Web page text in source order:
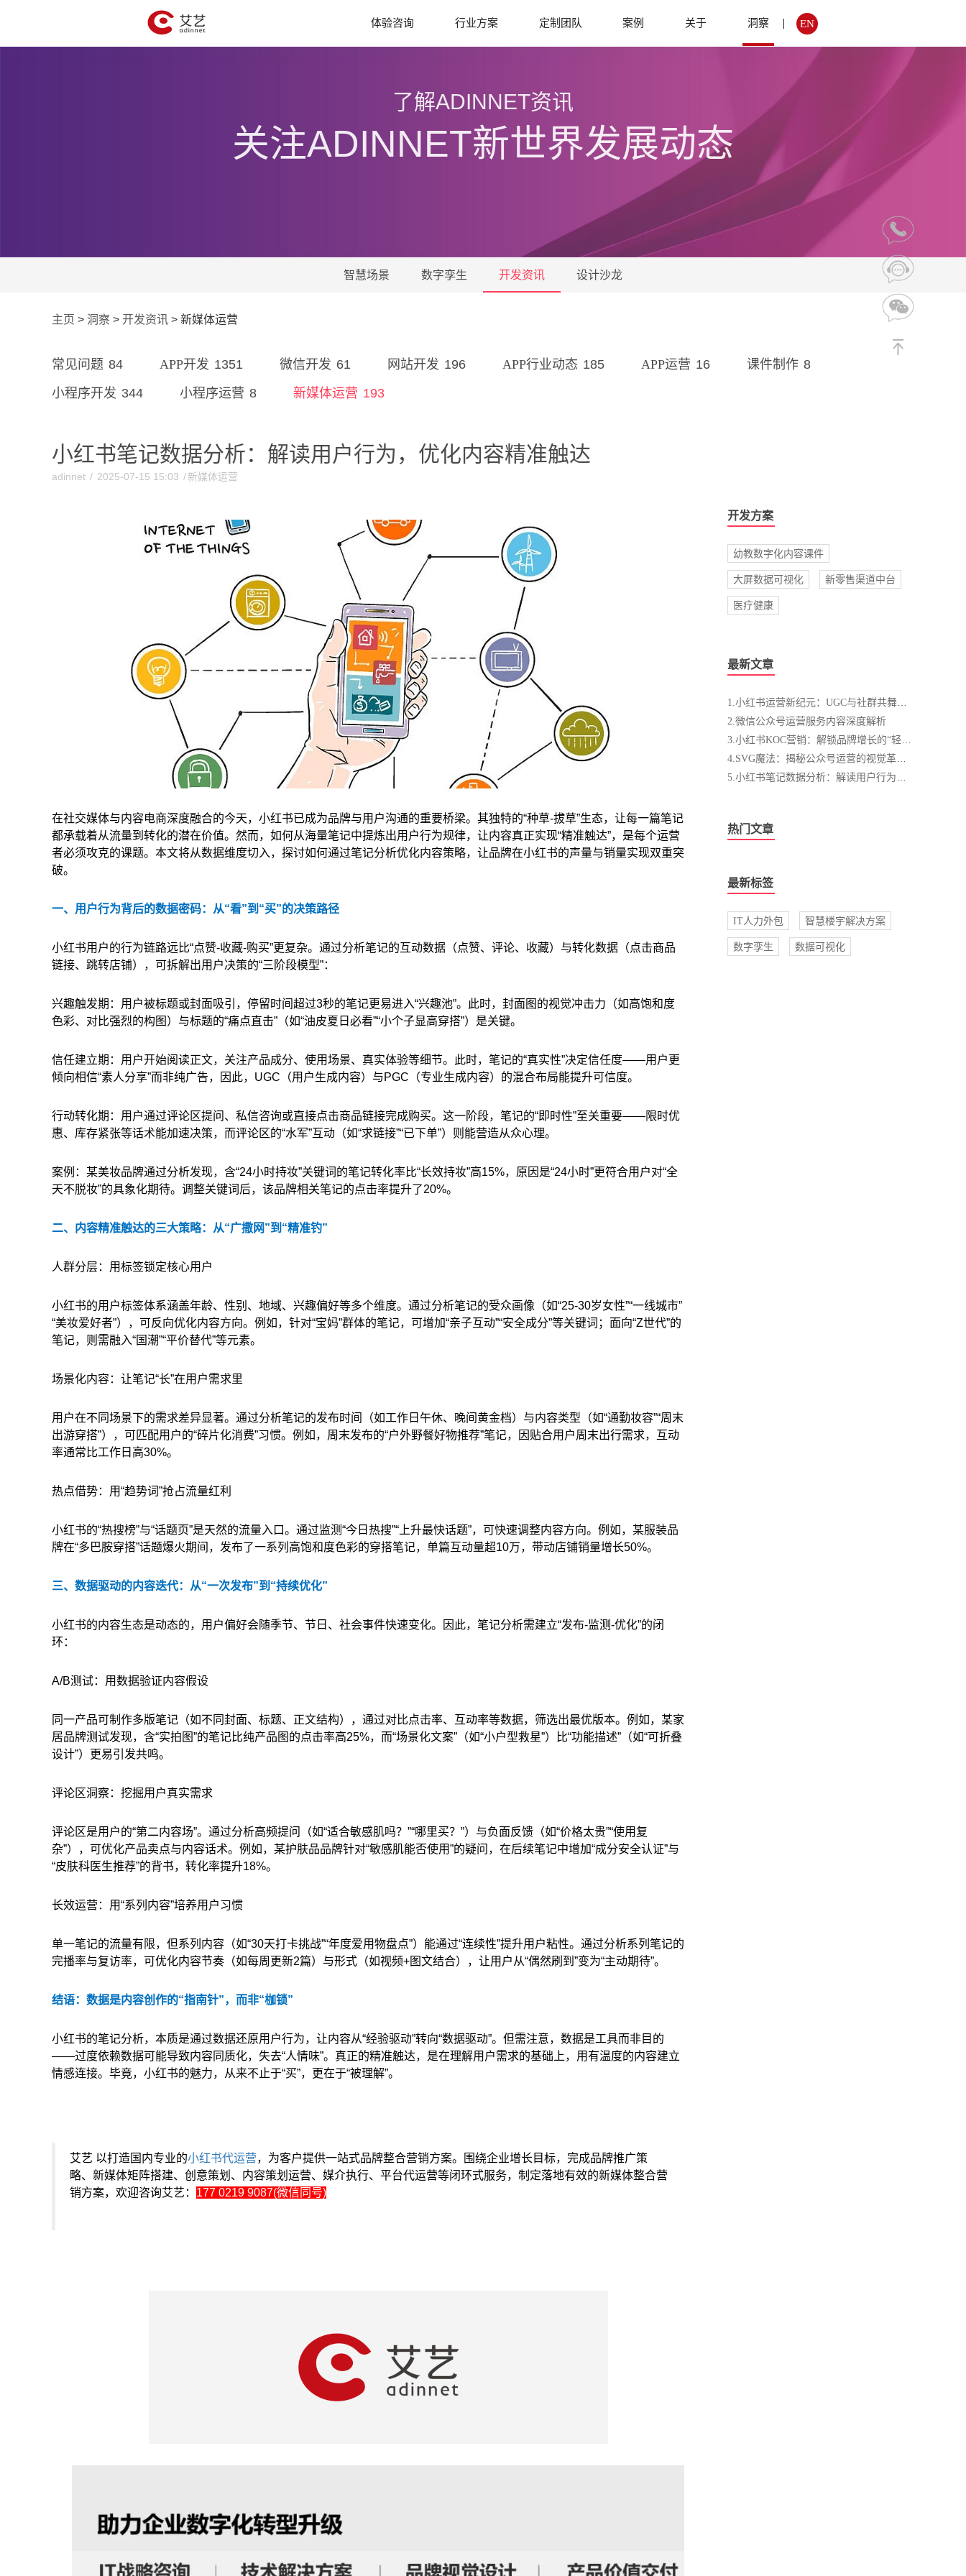
体验咨询 行业方案 定制团队 案例 关于 洞察 EN
了解ADINNET资讯
关注ADINNET新世界发展动态
智慧场景 数字孪生 开发资讯 设计沙龙
主页 > 洞察 > 开发资讯 > 新媒体运营
常见问题 84 APP开发 1351 微信开发 61 网站开发 196 APP行业动态 185 APP运营 16 课件制作 8
小程序开发 344 小程序运营 8 新媒体运营 193
开发方案
幼教数字化内容课件
大屏数据可视化 新零售渠道中台
医疗健康
最新文章
2.微信公众号运营服务内容深度解析
热门文章
最新标签
IT人力外包 智慧楼宇解决方案
数字孪生 数据可视化
小红书笔记数据分析：解读用户行为，优化内容精准触达
adinnet / 2025-07-15 15:03 /新媒体运营
在社交媒体与内容电商深度融合的今天，小红书已成为品牌与用户沟通的重要桥梁。其独特的“种草-拔草”生态，让每一篇笔记
都承载着从流量到转化的潜在价值。然而，如何从海量笔记中提炼出用户行为规律，让内容真正实现“精准触达”，是每个运营
者必须攻克的课题。本文将从数据维度切入，探讨如何通过笔记分析优化内容策略，让品牌在小红书的声量与销量实现双重突
破。
一、用户行为背后的数据密码：从“看”到“买”的决策路径
小红书用户的行为链路远比“点赞-收藏-购买”更复杂。通过分析笔记的互动数据（点赞、评论、收藏）与转化数据（点击商品
链接、跳转店铺），可拆解出用户决策的“三阶段模型”：
兴趣触发期：用户被标题或封面吸引，停留时间超过3秒的笔记更易进入“兴趣池”。此时，封面图的视觉冲击力（如高饱和度
色彩、对比强烈的构图）与标题的“痛点直击”（如“油皮夏日必看”“小个子显高穿搭”）是关键。
信任建立期：用户开始阅读正文，关注产品成分、使用场景、真实体验等细节。此时，笔记的“真实性”决定信任度——用户更
倾向相信“素人分享”而非纯广告，因此，UGC（用户生成内容）与PGC（专业生成内容）的混合布局能提升可信度。
行动转化期：用户通过评论区提问、私信咨询或直接点击商品链接完成购买。这一阶段，笔记的“即时性”至关重要——限时优
惠、库存紧张等话术能加速决策，而评论区的“水军”互动（如“求链接”“已下单”）则能营造从众心理。
案例：某美妆品牌通过分析发现，含“24小时持妆”关键词的笔记转化率比“长效持妆”高15%，原因是“24小时”更符合用户对“全
天不脱妆”的具象化期待。调整关键词后，该品牌相关笔记的点击率提升了20%。
二、内容精准触达的三大策略：从“广撒网”到“精准钓”
人群分层：用标签锁定核心用户
小红书的用户标签体系涵盖年龄、性别、地域、兴趣偏好等多个维度。通过分析笔记的受众画像（如“25-30岁女性”“一线城市”
“美妆爱好者”），可反向优化内容方向。例如，针对“宝妈”群体的笔记，可增加“亲子互动”“安全成分”等关键词；面向“Z世代”的
笔记，则需融入“国潮”“平价替代”等元素。
场景化内容：让笔记“长”在用户需求里
用户在不同场景下的需求差异显著。通过分析笔记的发布时间（如工作日午休、晚间黄金档）与内容类型（如“通勤妆容”“周末
出游穿搭”），可匹配用户的“碎片化消费”习惯。例如，周末发布的“户外野餐好物推荐”笔记，因贴合用户周末出行需求，互动
率通常比工作日高30%。
热点借势：用“趋势词”抢占流量红利
小红书的“热搜榜”与“话题页”是天然的流量入口。通过监测“今日热搜”“上升最快话题”，可快速调整内容方向。例如，某服装品
牌在“多巴胺穿搭”话题爆火期间，发布了一系列高饱和度色彩的穿搭笔记，单篇互动量超10万，带动店铺销量增长50%。
三、数据驱动的内容迭代：从“一次发布”到“持续优化”
小红书的内容生态是动态的，用户偏好会随季节、节日、社会事件快速变化。因此，笔记分析需建立“发布-监测-优化”的闭
环：
A/B测试：用数据验证内容假设
同一产品可制作多版笔记（如不同封面、标题、正文结构），通过对比点击率、互动率等数据，筛选出最优版本。例如，某家
居品牌测试发现，含“实拍图”的笔记比纯产品图的点击率高25%，而“场景化文案”（如“小户型救星”）比“功能描述”（如“可折叠
设计”）更易引发共鸣。
评论区洞察：挖掘用户真实需求
评论区是用户的“第二内容场”。通过分析高频提问（如“适合敏感肌吗？”“哪里买？”）与负面反馈（如“价格太贵”“使用复
杂”），可优化产品卖点与内容话术。例如，某护肤品品牌针对“敏感肌能否使用”的疑问，在后续笔记中增加“成分安全认证”与
“皮肤科医生推荐”的背书，转化率提升18%。
长效运营：用“系列内容”培养用户习惯
单一笔记的流量有限，但系列内容（如“30天打卡挑战”“年度爱用物盘点”）能通过“连续性”提升用户粘性。通过分析系列笔记的
完播率与复访率，可优化内容节奏（如每周更新2篇）与形式（如视频+图文结合），让用户从“偶然刷到”变为“主动期待”。
结语：数据是内容创作的“指南针”，而非“枷锁”
小红书的笔记分析，本质是通过数据还原用户行为，让内容从“经验驱动”转向“数据驱动”。但需注意，数据是工具而非目的
——过度依赖数据可能导致内容同质化，失去“人情味”。真正的精准触达，是在理解用户需求的基础上，用有温度的内容建立
情感连接。毕竟，小红书的魅力，从来不止于“买”，更在于“被理解”。
艾艺 以打造国内专业的小红书代运营，为客户提供一站式品牌整合营销方案。围绕企业增长目标，完成品牌推广策
略、新媒体矩阵搭建、创意策划、内容策划运营、媒介执行、平台代运营等闭环式服务，制定落地有效的新媒体整合营
销方案，欢迎咨询艾艺： 177 0219 9087(微信同号)